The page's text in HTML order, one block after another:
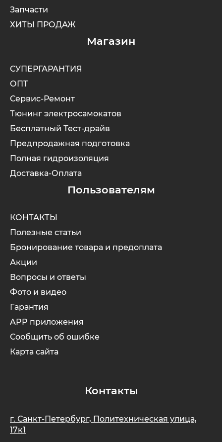
Запчасти
ХИТЫ ПРОДАЖ
Магазин
СУПЕРГАРАНТИЯ
ОПТ
Сервис-Ремонт
Тюнинг электросамокатов
Бесплатный Тест-драйв
Предпродажная подготовка
Полная гидроизоляция
Доставка-Оплата
Пользователям
КОНТАКТЫ
Полезные статьи
Бронирование товара и предоплата
Акции
Вопросы и ответы
Фото и видео
Гарантия
APP приложения
Сообщить об ошибке
Карта сайта
Контакты
г. Санкт-Петербург, Политехническая улица,
17к1